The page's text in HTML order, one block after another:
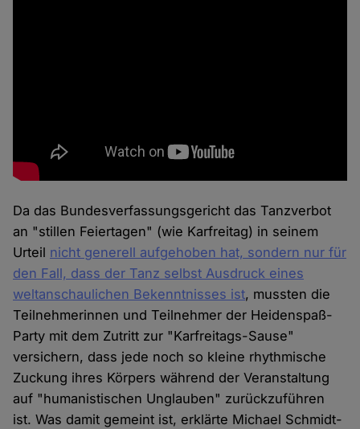
Da das Bundesverfassungsgericht das Tanzverbot
an "stillen Feiertagen" (wie Karfreitag) in seinem
Urteil nicht generell aufgehoben hat, sondern nur für
den Fall, dass der Tanz selbst Ausdruck eines
weltanschaulichen Bekenntnisses ist, mussten die
Teilnehmerinnen und Teilnehmer der Heidenspaß-
Party mit dem Zutritt zur "Karfreitags-Sause"
versichern, dass jede noch so kleine rhythmische
Zuckung ihres Körpers während der Veranstaltung
auf "humanistischen Unglauben" zurückzuführen
ist. Was damit gemeint ist, erklärte Michael Schmidt-